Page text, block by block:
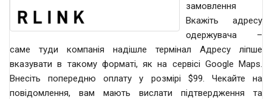
замовлення
Вкажіть адресу
одержувача –
саме туди компанія надішле термінал Адресу ліпше
вказувати в такому форматі, як на сервісі Google Maps.
Внесіть попередню оплату у розмірі $99. Чекайте на
повідомлення, вам мають вислати підтвердження та